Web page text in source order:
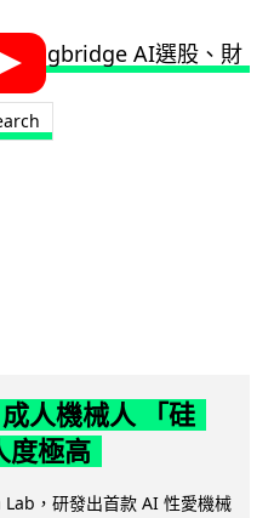
人機械人 「硅
度極高
，研發出首款 AI 性愛機械